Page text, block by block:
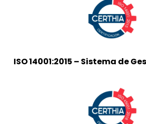
ISO 14001:2015 – Sistema de